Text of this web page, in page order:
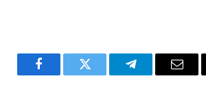
FacebookTwitter TelegramEmail